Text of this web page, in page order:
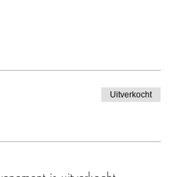
Uitverkocht